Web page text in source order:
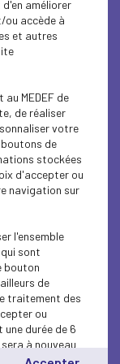
améliorer
ou accède à
et autres
MEDEF de
de réaliser
votre
de
stockées
d'accepter ou
navigation sur
l'ensemble
sont
bouton
de
traitement des
ou
durée de 6
à nouveau